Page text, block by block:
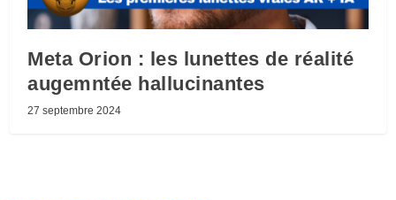
Meta Orion : les lunettes de réalité
augemntée hallucinantes
27 septembre 2024